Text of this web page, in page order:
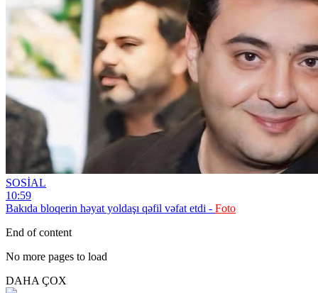
SOSİAL
10:59
Bakıda bloqerin həyat yoldaşı qəfil vəfat etdi - Foto
End of content
No more pages to load
DAHA ÇOX